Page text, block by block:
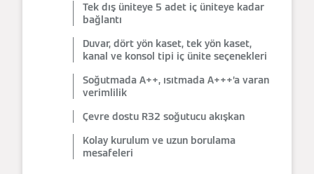
Tek dış üniteye 5 adet iç üniteye kadar
bağlantı
Duvar, dört yön kaset, tek yön kaset,
kanal ve konsol tipi iç ünite seçenekleri
Soğutmada A++, ısıtmada A+++’a varan
verimlilik
Çevre dostu R32 soğutucu akışkan
Kolay kurulum ve uzun borulama
mesafeleri